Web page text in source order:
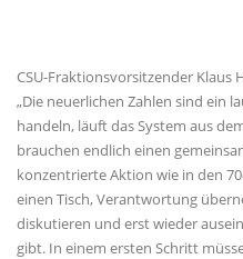
CSU-Fraktionsvorsitzender Klaus
Die neuerlichen Zahlen sind ein
handeln, läuft das System aus
brauchen endlich einen
konzentrierte Aktion wie in den
einen Tisch, Verantwortung
diskutieren und erst wieder
gibt. In einem ersten Schritt